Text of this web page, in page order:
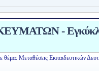
-
Μεταθέσεις Εκπαιδευτικών